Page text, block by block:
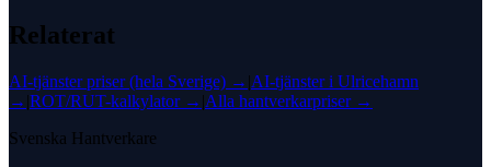
Relaterat
AI-tjänsterpriser (hela Sverige) → |AI-tjänsteri Ulricehamn
→ |ROT/RUT-kalkylator → |Alla hantverkarpriser →
Svenska Hantverkare